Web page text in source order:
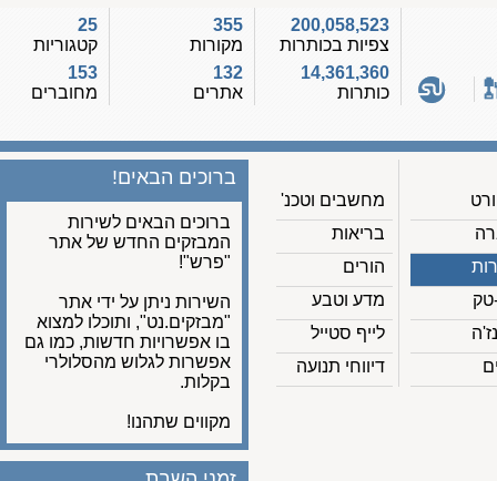
200,058,523
צפיות בכותרות
14,361,360
כותרות
355
מקורות
132
אתרים
קטגוריות
153
מחוברים
מחשבים וטכנ'
בריאות
הורים
מדע וטבע
לייף סטייל
דיווחי תנועה
ברוכים הבאים!
ברוכים הבאים לשירות
המבזקים החדש של אתר
"פרש"!
השירות ניתן על ידי אתר
"מבזקים.נט", ותוכלו למצוא
בו אפשרויות חדשות, כמו גם
אפשרות לגלוש מהסלולרי
בקלות.
מקווים שתהנו!